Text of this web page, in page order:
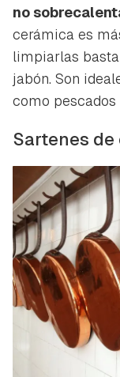
no
cerámica es
limpiarlas
jabón. Son
como pescados
Sartenes de